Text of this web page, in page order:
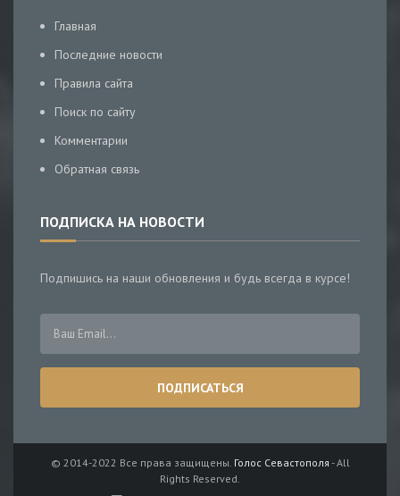
Главная
Последние новости
Правила сайта
Поиск по сайту
Комментарии
Обратная связь
ПОДПИСКА НА НОВОСТИ
Подпишись на наши обновления и будь всегда в курсе!
© 2014-2022 Все права защищены. Голос Севастополя - All
Rights Reserved.